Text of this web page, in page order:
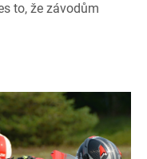
to, že závodům